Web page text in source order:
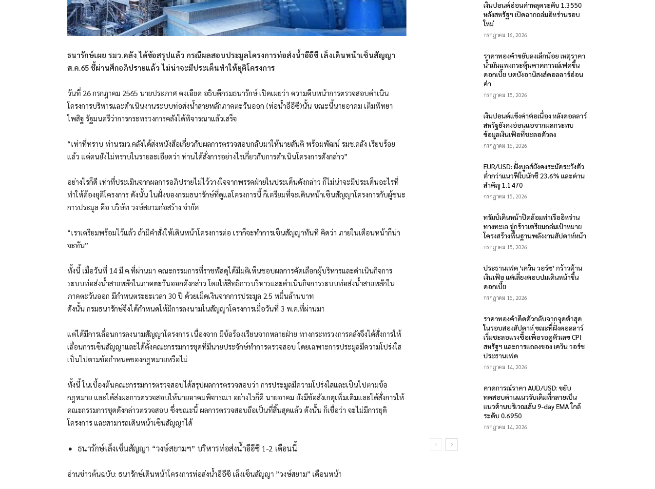
ธนารักษ์เผย รมว.คลัง ได้ข้อสรุปแล้ว กรณีผลสอบประมูลโครงการท่อส่งน้ำอีอีซี เล็งเดินหน้าเซ็นสัญญา
ส.ค.65 ชี้ผ่านศึกอภิปรายแล้ว ไม่น่าจะมีประเด็นทำให้ยุติโครงการ
วันที่ 26 กรกฎาคม 2565 นายประภาศ คงเอียด อธิบดีกรมธนารักษ์ เปิดเผยว่า ความคืบหน้าการตรวจสอบดำเนิน
โครงการบริหารและดำเนินงานระบบท่อส่งน้ำสายหลักภาคตะวันออก (ท่อน้ำอีอีซี)นั้น ขณะนี้นายอาคม เติมพิทยา
ไพสิฐ รัฐมนตรีว่าการกระทรวงการคลังได้พิจารณาแล้วเสร็จ
“เท่าที่ทราบ ท่านรมว.คลังได้ส่งหนังสือเกี่ยวกับผลการตรวจสอบกลับมาให้นายสันติ พร้อมพัฒน์ รมช.คลัง เรียบร้อย
แล้ว แต่ตนยังไม่ทราบในรายละเอียดว่า ท่านได้สั่งการอย่างไรเกี่ยวกับการดำเนินโครงการดังกล่าว”
อย่างไรก็ดี เท่าที่ประเมินจากผลการอภิปรายไม่ไว้วางใจจากพรรคฝ่ายในประเด็นดังกล่าว ก็ไม่น่าจะมีประเด็นอะไรที่
ทำให้ต้องยุติโครงการ ดังนั้น ในฝั่งของกรมธนารักษ์ที่ดูแลโครงการนี้ ก็เตรียมที่จะเดินหน้าเซ็นสัญญาโครงการกับผู้ชนะ
การประมูล คือ บริษัท วงษ์สยามก่อสร้าง จำกัด
“เราเตรียมพร้อมไว้แล้ว ถ้ามีคำสั่งให้เดินหน้าโครงการต่อ เราก็จะทำการเซ็นสัญญาทันที คิดว่า ภายในเดือนหน้าก็น่า
จะทัน”
ทั้งนี้ เมื่อวันที่ 14 มี.ค.ที่ผ่านมา คณะกรรมการที่ราชพัสดุได้มีมติเห็นชอบผลการคัดเลือกผู้บริหารและดำเนินกิจการ
ระบบท่อส่งน้ำสายหลักในภาคตะวันออกดังกล่าว โดยให้สิทธิการบริหารและดำเนินกิจการระบบท่อส่งน้ำสายหลักใน
ภาคตะวันออก มีกำหนตระยะเวลา 30 ปี ด้วยเม็ดเงินจากการประมูล 2.5 หมื่นล้านบาท
ดังนั้น กรมธนารักษ์จึงได้กำหนดให้มีการลงนามในสัญญาโครงการเมื่อวันที่ 3 พ.ค.ที่ผ่านมา
แต่ได้มีการเลื่อนการลงนามสัญญาโครงการ เนื่องจาก มีข้อร้องเรียนจากหลายฝ่าย ทางกระทรวงการคลังจึงได้สั่งการให้
เลื่อนการเซ็นสัญญาและได้ตั้งคณะกรรมการชุดที่มีนายประจักษ์ทำการตรวจสอบ โดยเฉพาะการประมูลมีความโปร่งใส
เป็นไปตามข้อกำหนดของกฎหมายหรือไม่
ทั้งนี้ ในเบื้องต้นคณะกรรมการตรวจสอบได้สรุปผลการตรวจสอบว่า การประมูลมีความโปร่งใสและเป็นไปตามข้อ
กฎหมาย และได้ส่งผลการตรวจสอบให้นายอาคมพิจารณา อย่างไรก็ดี นายอาคม ยังมีข้อสังเกตุเพิ่มเติมและได้สั่งการให้
คณะกรรมการชุดดังกล่าวตรวจสอบ ซึ่งขณะนี้ ผลการตรวจสอบถือเป็นที่สิ้นสุดแล้ว ดังนั้น ก็เชื่อว่า จะไม่มีการยุติ
โครงการ และสามารถเดินหน้าเซ็นสัญญาได้
ธนารักษ์เล็งเซ็นสัญญา “วงษ์สยามฯ” บริหารท่อส่งน้ำอีอีซี 1-2 เดือนนี้
อ่านข่าวต้นฉบับ: ธนารักษ์เดินหน้าโครงการท่อส่งน้ำอีอีซี เล็งเซ็นสัญญา ”วงษ์สยาม” เดือนหน้า
เงินปอนด์อ่อนค่าหลุดระดับ 1.3550
หลังสหรัฐฯ เปิดฉากถล่มอิหร่านรอบ
ใหม่
กรกฎาคม 16, 2026
ราคาทองคำขยับลงเล็กน้อย เหตุราคา
น้ำมันแพงกระตุ้นคาดการณ์เฟดขึ้น
ดอกเบี้ย บดบังอานิสงส์ดอลลาร์อ่อน
ค่า
กรกฎาคม 15, 2026
เงินปอนด์แข็งค่าต่อเนื่อง หลังดอลลาร์
สหรัฐยังคงอ่อนแอจากผลกระทบ
ข้อมูลเงินเฟ้อที่ชะลอตัวลง
กรกฎาคม 15, 2026
EUR/USD: ฝั่งบูลส์ยังคงระมัดระวังตัว
ต่ำกว่าแนวฟีโบนักชี 23.6% และด่าน
สำคัญ 1.1470
กรกฎาคม 15, 2026
ทรัมป์เดินหน้าปิดล้อมท่าเรืออิหร่าน
ทางทะเล ขู่กร้าวเตรียมถล่มเป้าหมาย
โครงสร้างพื้นฐานพลังงานสัปดาห์หน้า
กรกฎาคม 15, 2026
ประธานเฟด ‘เควิน วอร์ช’ กร้าวต้าน
เงินเฟ้อ แต่เลี่ยงตอบปมเดินหน้าขึ้น
ดอกเบี้ย
กรกฎาคม 15, 2026
ราคาทองคำดีดตัวกลับจากจุดต่ำสุด
ในรอบสองสัปดาห์ ขณะที่ฝั่งดอลลาร์
เริ่มชะลอแรงซื้อเพื่อรอดูตัวเลข CPI
สหรัฐฯ และการแถลงของ เควิน วอร์ช
ประธานเฟด
กรกฎาคม 14, 2026
คาดการณ์ราคา AUD/USD: ขยับ
ทดสอบด่านแนวรับเดิมที่กลายเป็น
แนวต้านบริเวณเส้น 9-day EMA ใกล้
ระดับ 0.6950
กรกฎาคม 14, 2026